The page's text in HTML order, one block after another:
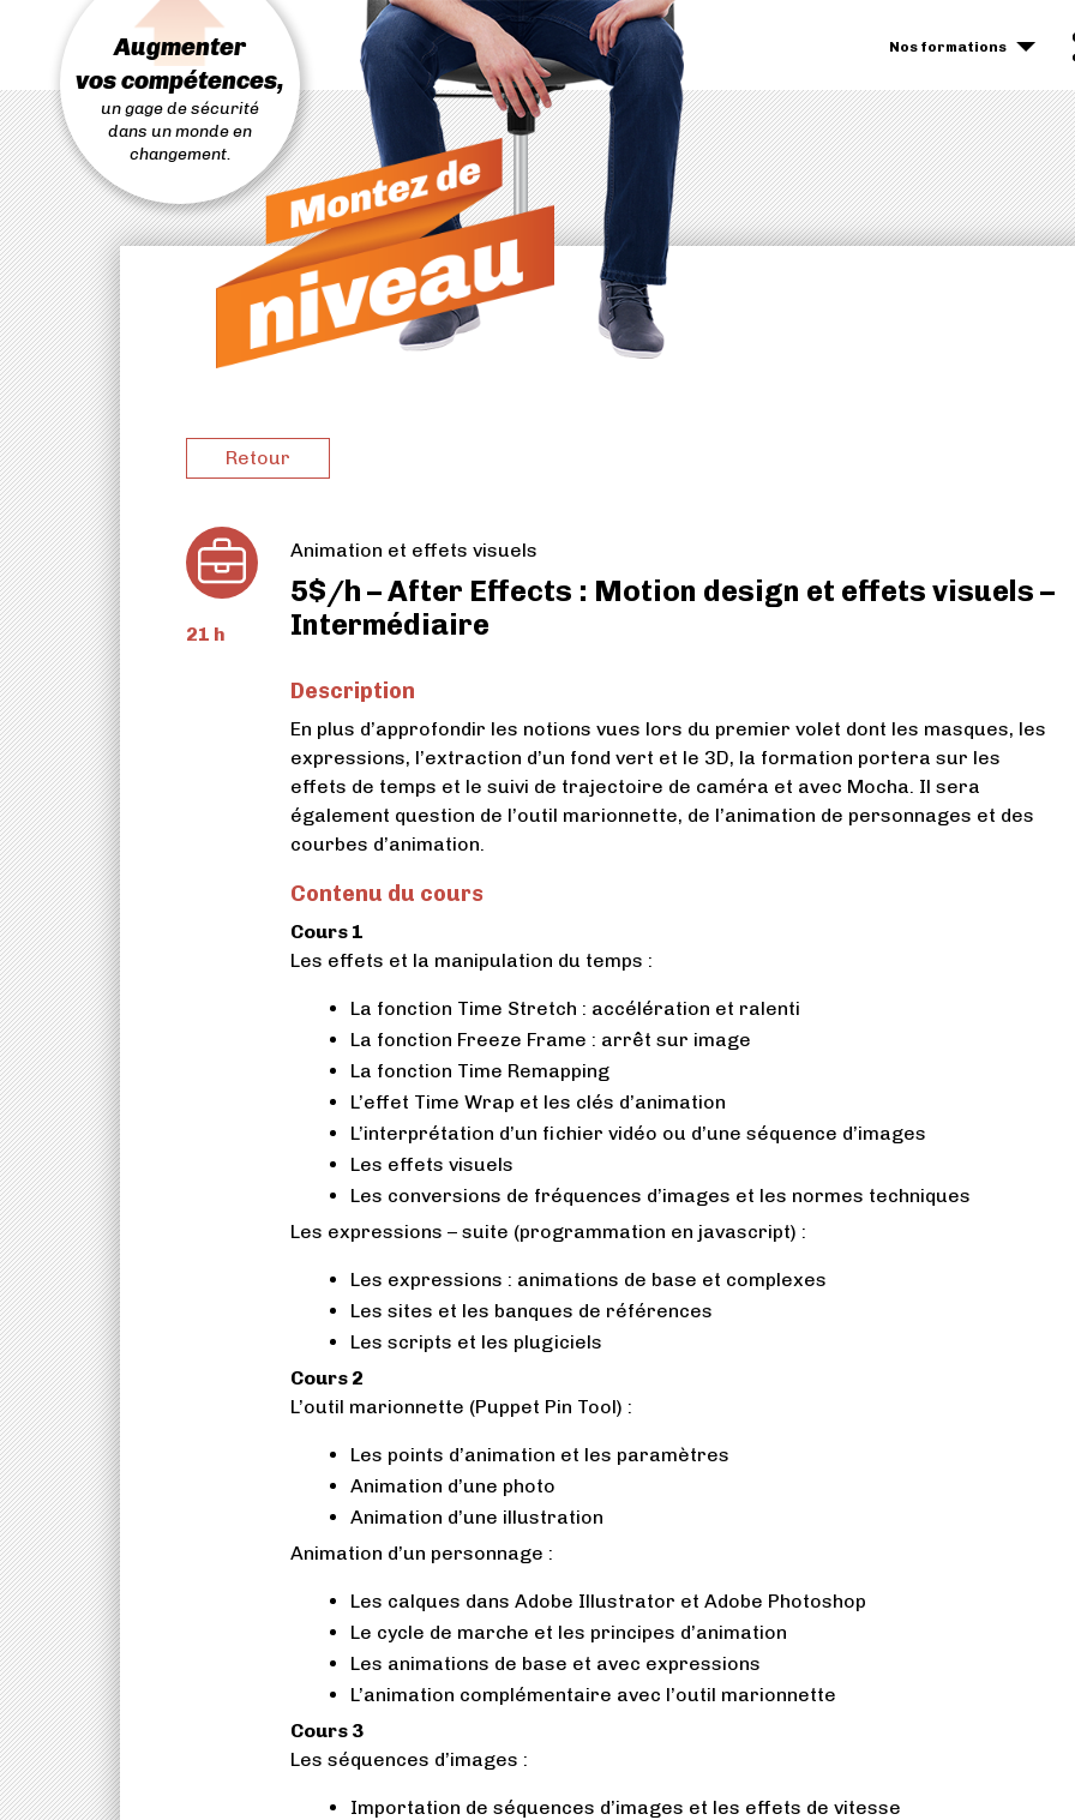
CONTENU
Nos formations
Augmenter
vos compétences,
un gage de sécurité
dans un monde en
changement.
Retour
21 h
Animation et effets visuels
5$/h – After Effects : Motion design et effets visuels –
Intermédiaire
Description
En plus d’approfondir les notions vues lors du premier volet dont les masques, les
expressions, l’extraction d’un fond vert et le 3D, la formation portera sur les
effets de temps et le suivi de trajectoire de caméra et avec Mocha. Il sera
également question de l’outil marionnette, de l’animation de personnages et des
courbes d’animation.
Contenu du cours
Cours 1
Les effets et la manipulation du temps :
La fonction Time Stretch : accélération et ralenti
La fonction Freeze Frame : arrêt sur image
La fonction Time Remapping
L’effet Time Wrap et les clés d’animation
L’interprétation d’un fichier vidéo ou d’une séquence d’images
Les effets visuels
Les conversions de fréquences d’images et les normes techniques
Les expressions – suite (programmation en javascript) :
Les expressions : animations de base et complexes
Les sites et les banques de références
Les scripts et les plugiciels
Cours 2
L’outil marionnette (Puppet Pin Tool) :
Les points d’animation et les paramètres
Animation d’une photo
Animation d’une illustration
Animation d’un personnage :
Les calques dans Adobe Illustrator et Adobe Photoshop
Le cycle de marche et les principes d’animation
Les animations de base et avec expressions
L’animation complémentaire avec l’outil marionnette
Cours 3
Les séquences d’images :
Importation de séquences d’images et les effets de vitesse